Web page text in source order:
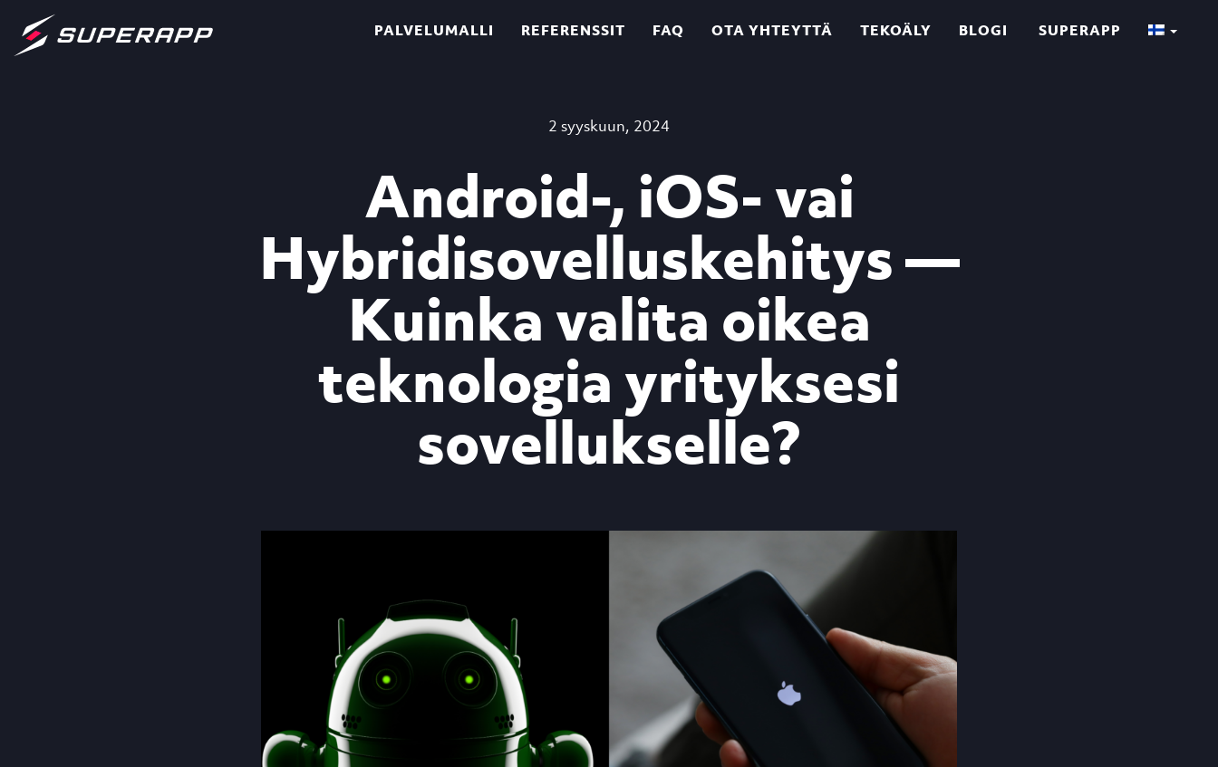
PALVELUMALLI REFERENSSIT FAQ OTA YHTEYTTÄ TEKOÄLY BLOGI SUPERAPP
2 syyskuun, 2024
Android-, iOS- vai
Hybridisovelluskehitys —
Kuinka valita oikea
teknologia yrityksesi
sovellukselle?